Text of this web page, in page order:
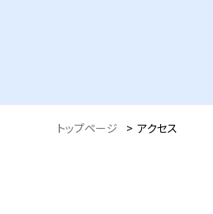
トップページ > アクセス